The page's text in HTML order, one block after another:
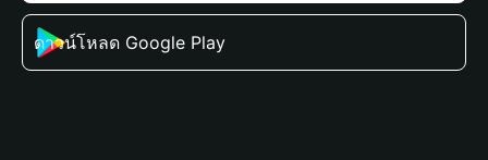
ดาวน์โหลด Google Play